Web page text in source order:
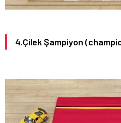
4.Çilek Şampiyon